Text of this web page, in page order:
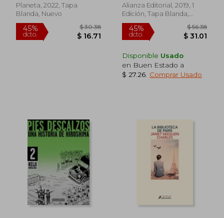
Planeta, 2022, Tapa
Blanda, Nuevo
Alianza Editorial, 2019, 1
Edición, Tapa Blanda,
Nuevo
Disponible Usado
en Buen Estado a
$ 27.26 Comprar Usado